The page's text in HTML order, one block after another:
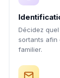
Décidez
sortants afin
familier.